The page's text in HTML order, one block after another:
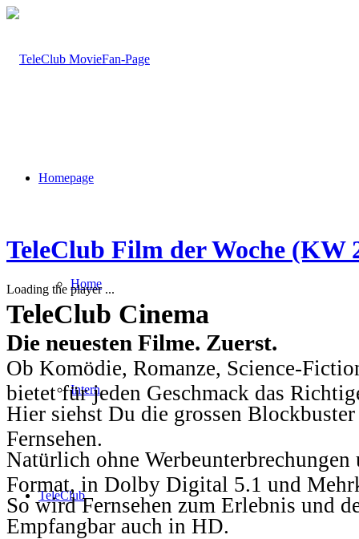
Homepage
Home
Intern
TeleClub
TeleClub Film der Woche (KW
Loading the player ...
TeleClub Cinema
Die neuesten Filme. Zuerst.
Ob Komödie, Romanze, Science-
bietet für jeden Geschmack das
Hier siehst Du die grossen
Fernsehen.
Natürlich ohne
Format, in Dolby Digital 5.1 und
So wird Fernsehen zum Erlebnis und
Empfangbar auch in HD.